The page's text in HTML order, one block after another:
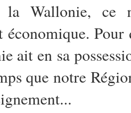
Wallonie, ce
économique.
ait en sa
que notre